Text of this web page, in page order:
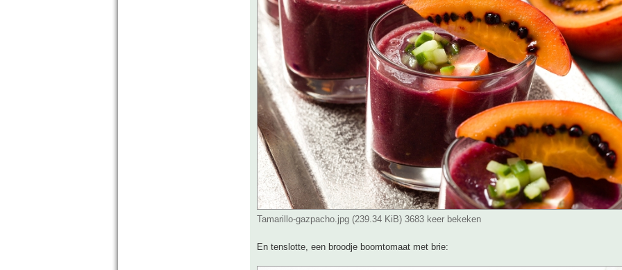
Tamarillo-gazpacho.jpg (239.34 KiB) 3683 keer bekeken
En tenslotte, een broodje boomtomaat met brie: